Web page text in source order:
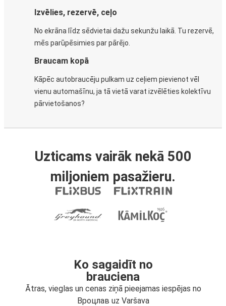
Izvēlies, rezervē, ceļo
No ekrāna līdz sēdvietai dažu sekunžu laikā. Tu rezervē,
mēs parūpēsimies par pārējo.
Braucam kopā
Kāpēc autobraucēju pulkam uz ceļiem pievienot vēl
vienu automašīnu, ja tā vietā varat izvēlēties kolektīvu
pārvietošanos?
Uzticams vairāk nekā 500
miljoniem pasažieru.
Ko sagaidīt no
brauciena
Ātras, vieglas un cenas ziņā pieejamas iespējas no
Вроцлав uz Varšava